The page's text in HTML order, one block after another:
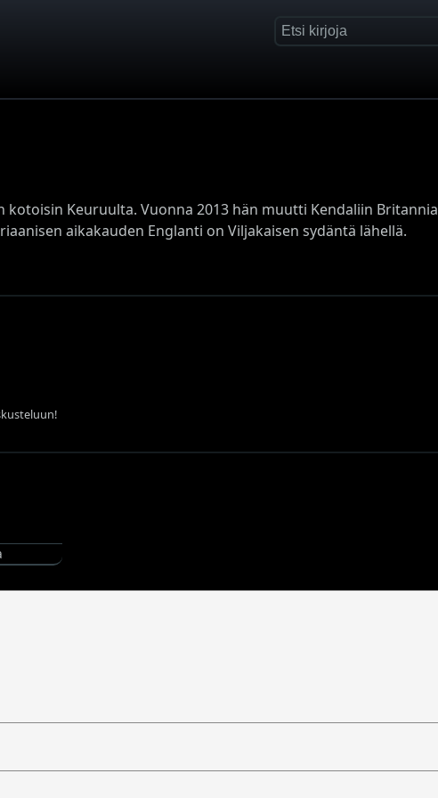
kotoisin Keuruulta. Vuonna 2013 hän muutti Kendaliin
aikakauden Englanti on Viljakaisen sydäntä lähellä.